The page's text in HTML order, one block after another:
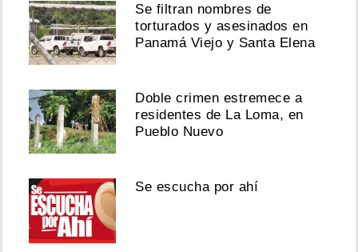
Se filtran nombres de
torturados y asesinados en
Panamá Viejo y Santa Elena
Doble crimen estremece a
residentes de La Loma, en
Pueblo Nuevo
Se escucha por ahí